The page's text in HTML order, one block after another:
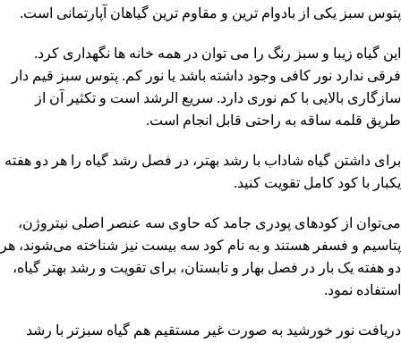
پتوس سبز یکی از بادوام ترین و مقاوم ترین گیاهان آپارتمانی است.
این گیاه زیبا و سبز رنگ را می توان در همه خانه ها نگهداری کرد.
فرقی ندارد نور کافی وجود داشته باشد یا نور کم. پتوس سبز قیم دار
سازگاری بالایی با کم نوری دارد. سریع الرشد است و تکثیر آن از
طریق قلمه ساقه به راحتی قابل انجام است.
برای داشتن گیاه شاداب با رشد بهتر، در فصل رشد گیاه را هر دو هفته
یکبار با کود کامل تقویت کنید.
می‌توان از کودهای پودری جامد که حاوی سه عنصر اصلی نیتروژن،
پتاسیم و فسفر هستند و به نام کود سه بیست نیز شناخته می‌شوند، هر
دو هفته یک بار در فصل بهار و تابستان، برای تقویت و رشد بهتر گیاه،
استفاده نمود.
دریافت نور خورشید به صورت غیر مستقیم هم گیاه سبزتر با رشد